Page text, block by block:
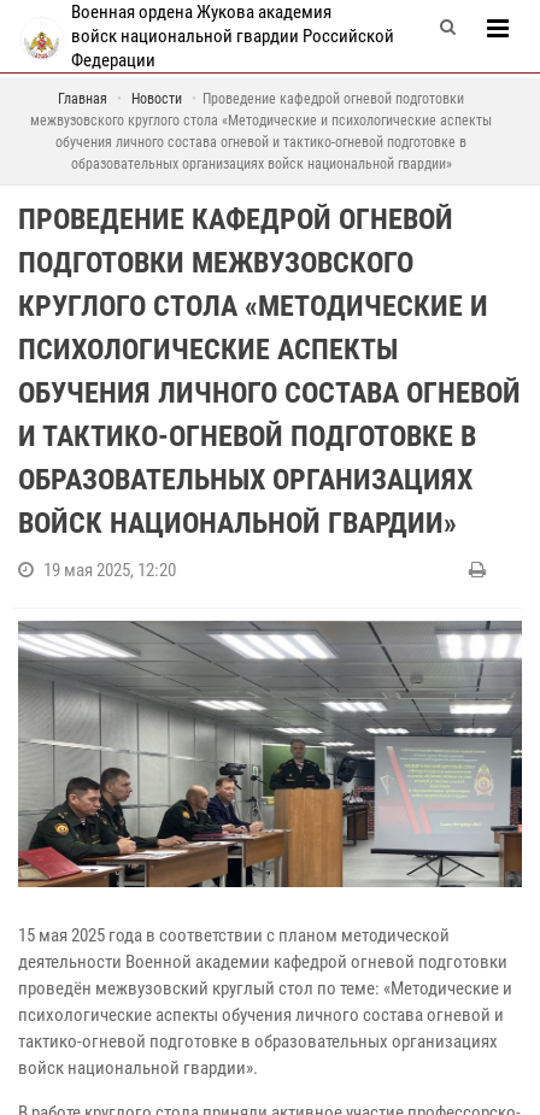
Военная ордена Жукова академия
войск национальной гвардии Российской
Федерации
Главная Новости
Проведение кафедрой огневой подготовки
межвузовского круглого стола «Методические и психологические аспекты
обучения личного состава огневой и тактико-огневой подготовке в
образовательных организациях войск национальной гвардии»
ПРОВЕДЕНИЕ КАФЕДРОЙ ОГНЕВОЙ
ПОДГОТОВКИ МЕЖВУЗОВСКОГО
КРУГЛОГО СТОЛА «МЕТОДИЧЕСКИЕ И
ПСИХОЛОГИЧЕСКИЕ АСПЕКТЫ
ОБУЧЕНИЯ ЛИЧНОГО СОСТАВА ОГНЕВОЙ
И ТАКТИКО-ОГНЕВОЙ ПОДГОТОВКЕ В
ОБРАЗОВАТЕЛЬНЫХ ОРГАНИЗАЦИЯХ
ВОЙСК НАЦИОНАЛЬНОЙ ГВАРДИИ»
19 мая 2025, 12:20
15 мая 2025 года в соответствии с планом методической
деятельности Военной академии кафедрой огневой подготовки
проведён межвузовский круглый стол по теме: «Методические и
психологические аспекты обучения личного состава огневой и
тактико-огневой подготовке в образовательных организациях
войск национальной гвардии».